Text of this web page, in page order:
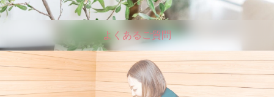
よくあるご質問